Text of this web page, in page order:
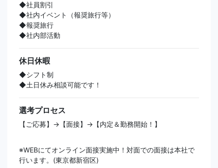
◆社員割引
◆社内イベント（報奨旅行等）
◆報奨旅行
◆社内部活動
休日休暇
◆シフト制
◆土日休み相談可能です！
選考プロセス
【ご応募】→【面接】→【内定＆勤務開始！】
※WEBにてオンライン面接実施中！対面での面接は本社で
行います。(東京都新宿区)